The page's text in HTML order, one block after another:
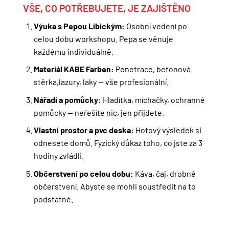
VŠE, CO POTŘEBUJETE, JE ZAJIŠTĚNO
Výuka s Pepou Libickým: Osobní vedení po
celou dobu workshopu. Pepa se věnuje
každému individuálně.
Materiál KABE Farben: Penetrace, betonová
stěrka,lazury, laky — vše profesionální.
Nářadí a pomůcky: Hladítka, míchačky, ochranné
pomůcky — neřešíte nic, jen přijdete.
Vlastní prostor a pvc deska: Hotový výsledek si
odnesete domů. Fyzický důkaz toho, co jste za 3
hodiny zvládli.
Občerstvení po celou dobu: Káva, čaj, drobné
občerstvení. Abyste se mohli soustředit na to
podstatné.